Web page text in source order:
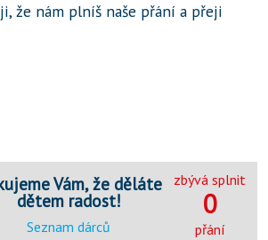
že nám plníš naše přání a přeji
Vám, že děláte
dětem radost!
Seznam dárců
zbývá splnit
0
přání